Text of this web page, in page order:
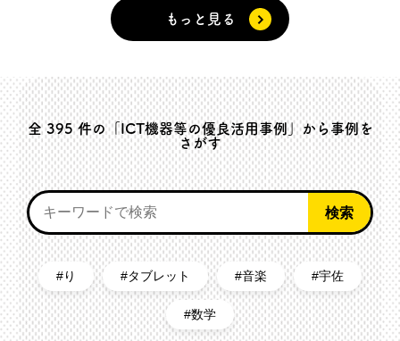
もっと見る
全395件の「ICT機器等の優良活用事例」から事例を
さがす
り タブレット 音楽 宇佐
数学